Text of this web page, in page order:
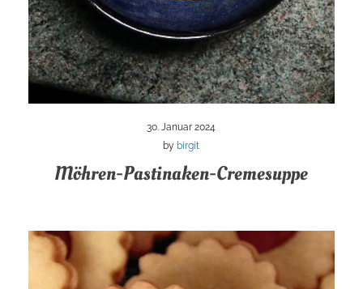
30. Januar 2024
by birgit
Möhren-Pastinaken-Cremesuppe